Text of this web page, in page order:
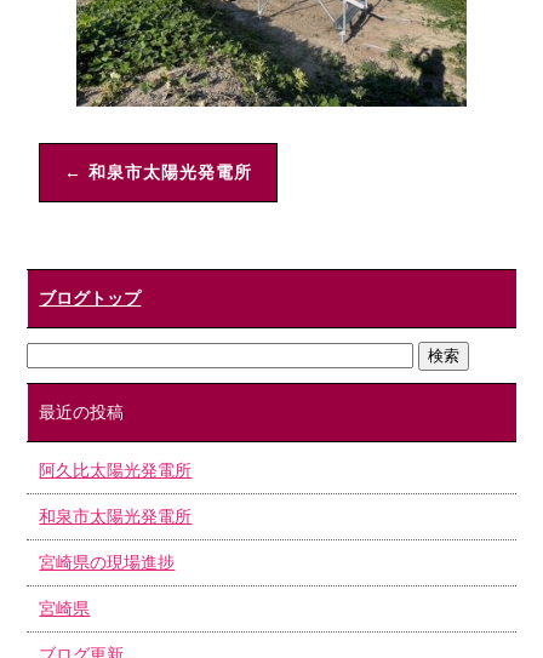
← 和泉市太陽光発電所
ブログトップ
最近の投稿
阿久比太陽光発電所
和泉市太陽光発電所
宮崎県の現場進捗
宮崎県